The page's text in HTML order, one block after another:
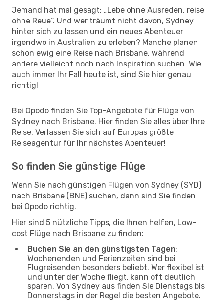
Jemand hat mal gesagt: „Lebe ohne Ausreden, reise
ohne Reue“. Und wer träumt nicht davon, Sydney
hinter sich zu lassen und ein neues Abenteuer
irgendwo in Australien zu erleben? Manche planen
schon ewig eine Reise nach Brisbane, während
andere vielleicht noch nach Inspiration suchen. Wie
auch immer Ihr Fall heute ist, sind Sie hier genau
richtig!
Bei Opodo finden Sie Top-Angebote für Flüge von
Sydney nach Brisbane. Hier finden Sie alles über Ihre
Reise. Verlassen Sie sich auf Europas größte
Reiseagentur für Ihr nächstes Abenteuer!
So finden Sie günstige Flüge
Wenn Sie nach günstigen Flügen von Sydney (SYD)
nach Brisbane (BNE) suchen, dann sind Sie finden
bei Opodo richtig.
Hier sind 5 nützliche Tipps, die Ihnen helfen, Low-
cost Flüge nach Brisbane zu finden:
Buchen Sie an den günstigsten Tagen:
Wochenenden und Ferienzeiten sind bei
Flugreisenden besonders beliebt. Wer flexibel ist
und unter der Woche fliegt, kann oft deutlich
sparen. Von Sydney aus finden Sie Dienstags bis
Donnerstags in der Regel die besten Angebote.